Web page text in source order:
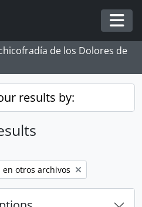
de los Dolores de
results by:
otros archivos